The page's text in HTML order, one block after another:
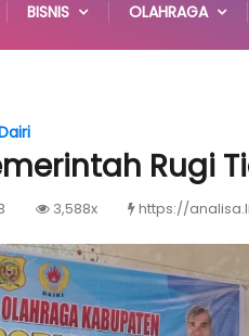
BISNIS OLAHRAGA
Rugi
3,588x https://